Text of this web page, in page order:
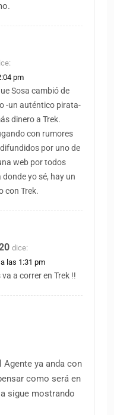
pm
Sosa cambió de
-un auténtico pirata-
dinero a Trek.
con rumores
por uno de
web por todos
yo sé, hay un
con Trek.
dice:
las 1:31 pm
a correr en Trek !!
Agente ya anda con
como será en
sigue mostrando